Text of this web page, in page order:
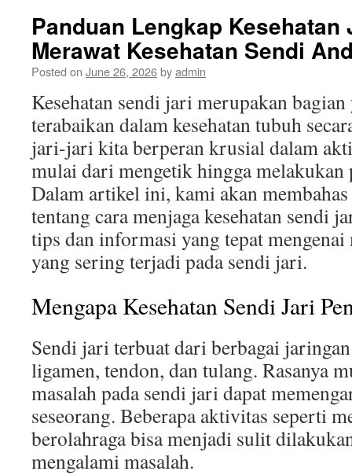
Panduan Lengkap Kesehatan
Merawat Kesehatan Sendi
Posted on June 26, 2026byadmin
Kesehatan sendi jari merupakan
terabaikan dalam kesehatan tubuh
jari-jari kita berperan krusial dalam
mulai dari mengetik hingga melakukan
Dalam artikel ini, kami akan membahas
tentang cara menjaga kesehatan sendi
tips dan informasi yang tepat mengenai
yang sering terjadi pada sendi jari.
Mengapa Kesehatan Sendi Jari
Sendi jari terbuat dari berbagai
ligamen, tendon, dan tulang. Rasanya
masalah pada sendi jari dapat
seseorang. Beberapa aktivitas seperti
berolahraga bisa menjadi sulit
mengalami masalah.